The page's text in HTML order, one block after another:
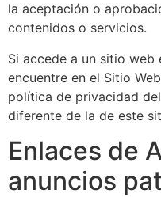
la aceptación o
contenidos o servicios.
Si accede a un sitio web
encuentre en el Sitio
política de privacidad
diferente de la de este
Enlaces de
anuncios